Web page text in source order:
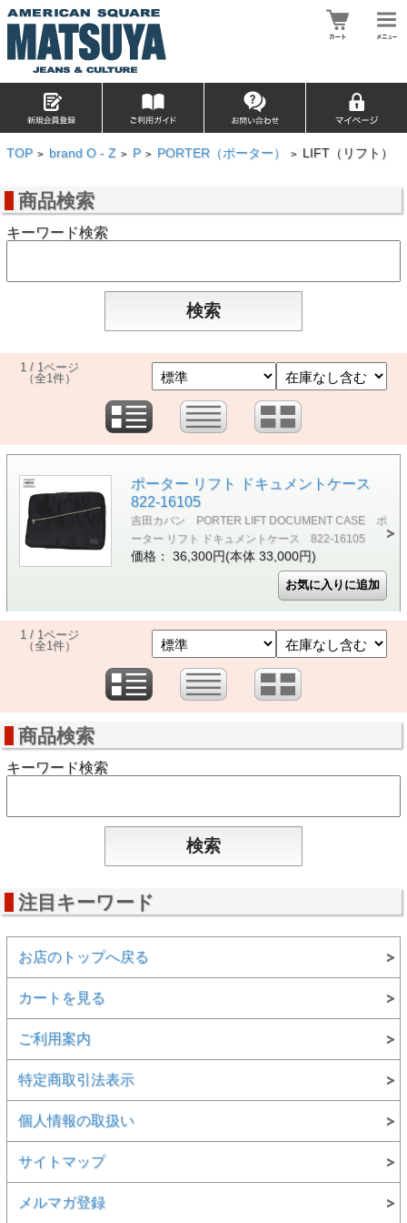
TOP > brand O - Z > P > PORTER（ポーター） > LIFT（リフト）
商品検索
キーワード検索
1 / 1ページ
（全1件）
ポーター リフト ドキュメントケース
822-16105
吉田カバン PORTER LIFT DOCUMENT CASE ポ
ーター リフト ドキュメントケース 822-16105
価格： 36,300円(本体 33,000円)
1 / 1ページ
（全1件）
商品検索
キーワード検索
注目キーワード
お店のトップへ戻る
カートを見る
ご利用案内
特定商取引法表示
個人情報の取扱い
サイトマップ
メルマガ登録